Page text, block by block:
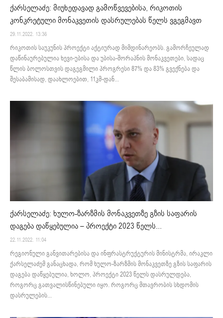
ქარსელაძე: მიუხედავად გამოწვევებისა, რიკოთის
კონკრეტული მონაკვეთის დასრულებას წელს ვგეგმავთ
29.11.2022. 13:36
რიკოთის საუკუნის პროექტი აქტიურად მიმდინარეობს. გამორჩეულად
დაწინაურებულია ხევი-უბისა და უბისა-შორაპნის მონაკვეთები, სადაც
წლის ბოლოსთვის დაგეგმილი პროგრესი 87% და 83% გვექნება და
შესაბამისად, დაახლოებით, 11კმ-დან...
ქარსელაძე: ხულო-ზარზმის მონაკვეთზე გზის საფარის
დაგება დაწყებულია – პროექტი 2023 წელს...
22.11.2022. 11:04
რეგიონული განვითარებისა და ინფრასტრუქტურის მინისტრმა, ირაკლი
ქარსელაძემ განაცხადა, რომ ხულო-ზარზმის მონაკვეთზე გზის საფარის
დაგება დაწყებულია, ხოლო, პროექტი 2023 წელს დასრულდება,
როგორც გათვალისწინებული იყო. როგორც მთავრობის სხდომის
დასრულების...